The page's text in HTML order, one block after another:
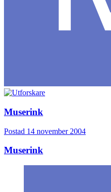
Muserink
Postad 14 november 2004
Muserink